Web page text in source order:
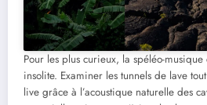
Pour les plus curieux, la spéléo-
insolite. Examiner les tunnels de lave
live grâce à l’acoustique naturelle des